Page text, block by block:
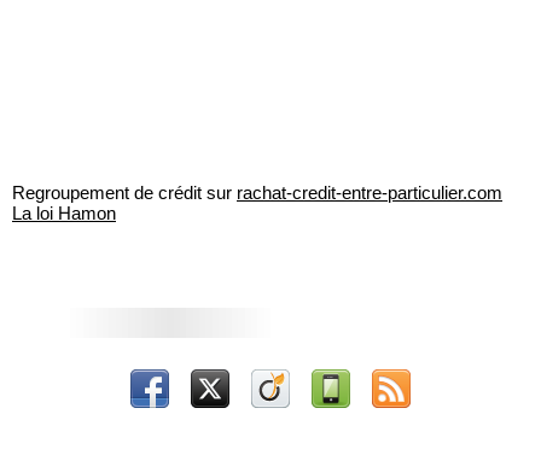
Regroupement de crédit sur rachat-credit-entre-particulier.com
La loi Hamon